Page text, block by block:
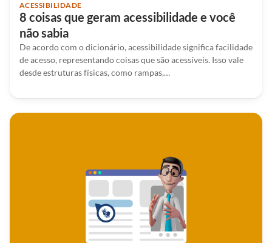
ACESSIBILIDADE
8 coisas que geram acessibilidade e você
não sabia
De acordo com o dicionário, acessibilidade significa facilidade
de acesso, representando coisas que são acessíveis. Isso vale
desde estruturas físicas, como rampas,…